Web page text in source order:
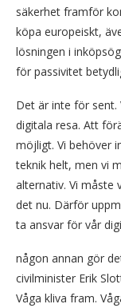
säkerhet framför
köpa europeiskt,
lösningen i
för passivitet
Det är inte för
digitala resa. Att
möjligt. Vi behöver
teknik helt, men vi
alternativ. Vi måste
det nu. Därför
ta ansvar för vår
någon annan gör
civilminister Erik
Våga kliva fram.